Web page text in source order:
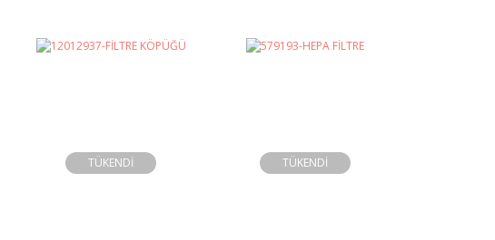
TÜKENDİ TÜKENDİ